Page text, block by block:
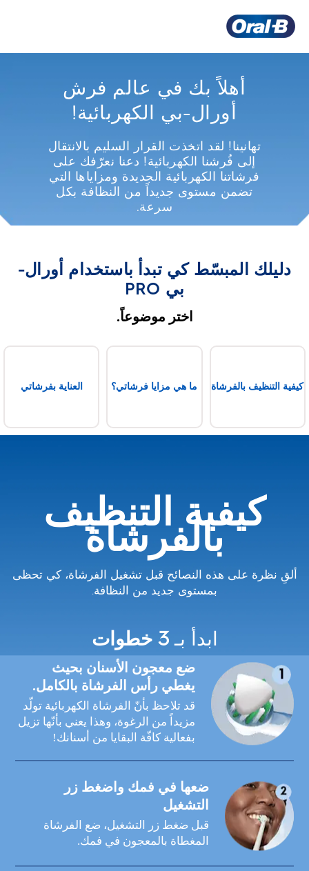
أهلاً بك في عالم فرش
أورال-بي الكهربائية!
تهانينا! لقد اتخذت القرار السليم بالانتقال
إلى فُرشنا الكهربائية! دعنا نعرّفك على
فرشاتنا الكهربائية الجديدة ومزاياها التي
تضمن مستوى جديداً من النظافة بكل
سرعة.
دليلك المبسّط كي تبدأ باستخدام أورال-
بي PRO
اختر موضوعاً.
العناية بفرشاتي ما هي مزايا فرشاتي؟ كيفية التنظيف بالفرشاة
كيفية التنظيف
بالفرشاة
ألقِ نظرة على هذه النصائح قبل تشغيل الفرشاة، كي تحظى
بمستوى جديد من النظافة.
ابدأ بـ3 خطوات
تم شحن فرشاتك وهي جاهزة للاستخدام! كل
ما عليك فعله هو:
ضع معجون الأسنان بحيث
يغطي رأس الفرشاة بالكامل.
قد تلاحظ بأنّ الفرشاة الكهربائية تولّد
مزيداً من الرغوة، وهذا يعني بأنّها تزيل
بفعالية كافّة البقايا من أسنانك!
ضعها في فمك واضغط زر
التشغيل
قبل ضغط زر التشغيل، ضع الفرشاة
المغطاة بالمعجون في فمك.